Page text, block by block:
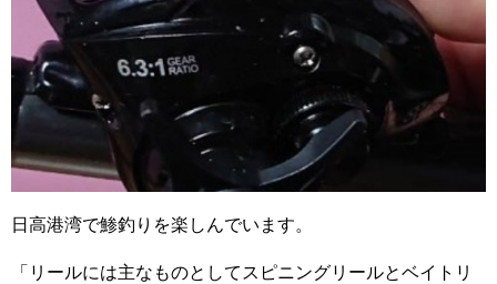
日高港湾で鯵釣りを楽しんでいます。
「リールには主なものとしてスピニングリールとベイトリ